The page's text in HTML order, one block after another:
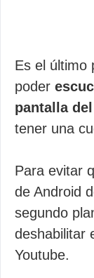
Es el último
poder
pantalla
tener una
Para evitar
de Android
segundo
deshabilitar
Youtube.